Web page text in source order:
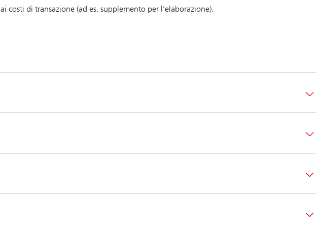
di transazione (ad es. supplemento per l’elaborazione).